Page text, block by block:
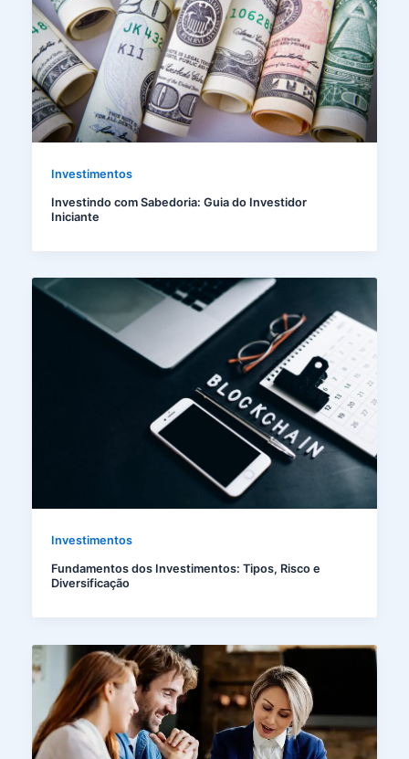
Investimentos
Investindo com Sabedoria: Guia do Investidor
Iniciante
Investimentos
Fundamentos dos Investimentos: Tipos, Risco e
Diversificação